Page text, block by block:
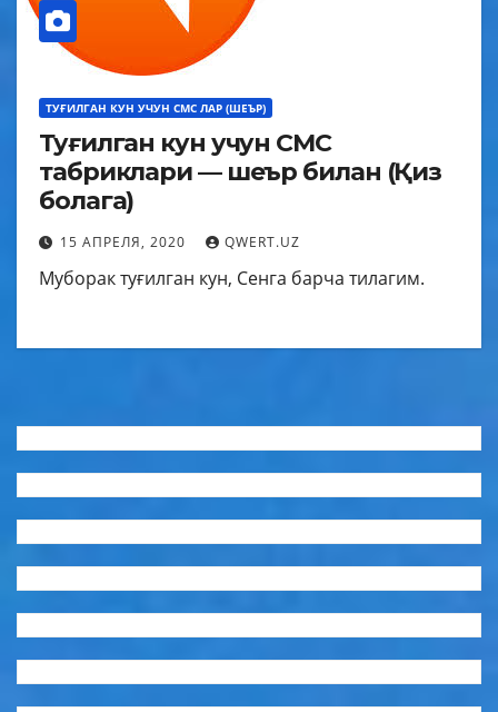
ТУҒИЛГАН КУН УЧУН СМС ЛАР (ШЕЪР)
Туғилган кун учун СМС
табриклари — шеър билан (Қиз
болага)
15 АПРЕЛЯ, 2020 QWERT.UZ
Муборак туғилган кун, Сенга барча тилагим.